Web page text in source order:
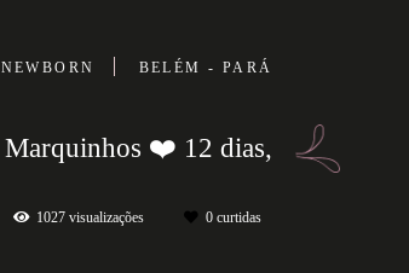
NEWBORN BELÉM - PARÁ
Marquinhos ❤️ 12 dias,
1027visualizações 0curtidas